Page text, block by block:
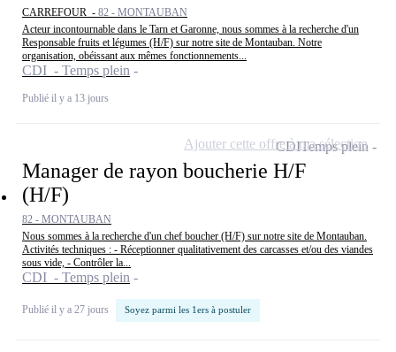
CARREFOUR - 82 - MONTAUBAN
Acteur incontournable dans le Tarn et Garonne, nous sommes à la recherche d'un
Responsable fruits et légumes (H/F) sur notre site de Montauban. Notre
organisation, obéissant aux mêmes fonctionnements...
CDI - Temps plein
Publié il y a 13 jours
Manager de rayon boucherie H/F
(H/F)
82 - MONTAUBAN
Nous sommes à la recherche d'un chef boucher (H/F) sur notre site de Montauban.
Activités techniques : - Réceptionner qualitativement des carcasses et/ou des viandes
sous vide, - Contrôler la...
CDI - Temps plein
Publié il y a 27 jours Soyez parmi les 1ers à postuler
CDITemps plein
Ajouter cette offre à ma sélection